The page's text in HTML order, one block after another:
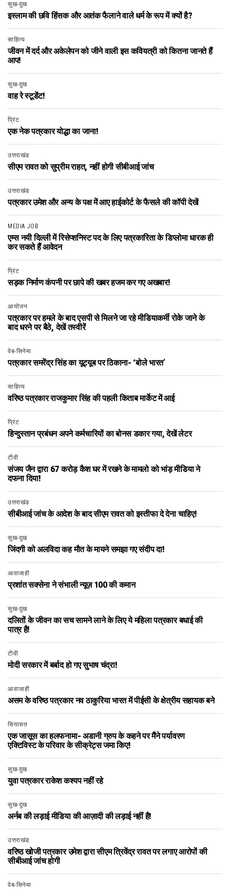
सुख-दुख
इस्लाम की छवि हिंसक और आतंक फैलाने वाले धर्म के रूप में क्यों है?
साहित्य
जीवन में दर्द और अकेलेपन को जीने वाली इस कवियत्री को कितना जानते हैं
आप!
सुख-दुख
वाह रे स्टूडेंट!
प्रिंट
एक नेक पत्रकार योद्धा का जाना!
उत्तराखंड
सीएम रावत को सुप्रीम राहत, नहीं होगी सीबीआई जांच
उत्तराखंड
पत्रकार उमेश और अन्य के पक्ष में आए हाईकोर्ट के फैसले की कॉपी देखें
MEDIA JOB
एम्स नयी दिल्ली में रिसेप्शनिस्ट पद के लिए पत्रकारिता के डिप्लोमा धारक ही
कर सकते हैं आवेदन
प्रिंट
सड़क निर्माण कंपनी पर छापे की खबर हजम कर गए अखबार!
आयोजन
पत्रकार पर हमले के बाद एसपी से मिलने जा रहे मीडियाकर्मी रोके जाने के
बाद धरने पर बैठे, देखें तस्वीरें
वेब-सिनेमा
पत्रकार समरेंद्र सिंह का यूट्यूब पर ठिकाना- ‘बोले भारत’
साहित्य
वरिष्ठ पत्रकार राजकुमार सिंह की पहली किताब मार्केट में आई
प्रिंट
हिन्दुस्तान प्रबंधन अपने कर्मचारियों का बोनस डकार गया, देखें लेटर
टीवी
संजय जैन द्वारा 67 करोड़ कैश घर में रखने के मामलो को भांड़ मीडिया ने
दफना दिया!
उत्तराखंड
सीबीआई जांच के आदेश के बाद सीएम रावत को इस्तीफा दे देना चाहिए!
सुख-दुख
जिंदगी को अलविदा कह मौत के मायने समझा गए संदीप दा!
आवाजाही
प्रशांत सक्सेना ने संभाली न्यूज़ 100 की कमान
सुख-दुख
दलितों के जीवन का सच सामने लाने के लिए ये महिला पत्रकार बधाई की
पात्र है!
टीवी
मोदी सरकार में बर्बाद हो गए सुभाष चंद्रा!
आवाजाही
असम के वरिष्ठ पत्रकार नव ठाकुरिया भारत में पीईसी के क्षेत्रीय सहायक बने
सियासत
एक जासूस का हलफनामा- अडानी ग्रुप के कहने पर मैंने पर्यावरण
एक्टिविस्ट के परिवार के सीक्रेट्स जमा किए!
सुख-दुख
युवा पत्रकार राकेश कश्यप नहीं रहे
सुख-दुख
अर्नब की लड़ाई मीडिया की आज़ादी की लड़ाई नहीं है!
उत्तराखंड
वरिष्ठ खोजी पत्रकार उमेश द्वारा सीएम त्रिवेंद्र रावत पर लगाए आरोपों की
सीबीआई जांच होगी
वेब-सिनेमा